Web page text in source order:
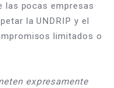
las pocas empresas
la UNDRIP y el
limitados o
expresamente